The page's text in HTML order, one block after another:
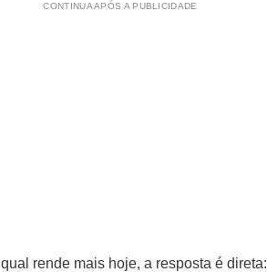
CONTINUA APÓS A PUBLICIDADE
rende mais hoje, a resposta é direta: